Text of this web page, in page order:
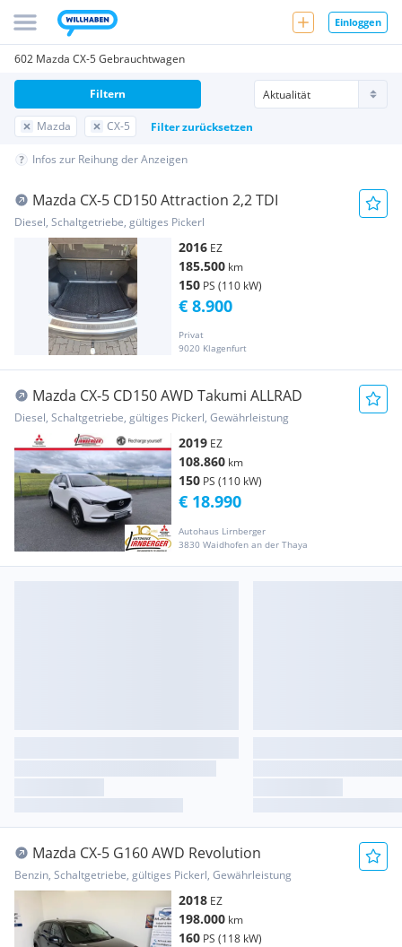
Einloggen
602 Mazda CX-5 Gebrauchtwagen
Mazda CX-5 Filter zurücksetzen
Filtern
Infos zur Reihung der Anzeigen
Mazda CX-5 CD150 Attraction 2,2 TDI
Diesel, Schaltgetriebe, gültiges Pickerl
2016 EZ
185.500 km
150 PS (110 kW)
Privat
9020 Klagenfurt
€ 8.900
Mazda CX-5 CD150 AWD Takumi ALLRAD
Diesel, Schaltgetriebe, gültiges Pickerl, Gewährleistung
2019 EZ
108.860 km
150 PS (110 kW)
Autohaus Lirnberger
3830 Waidhofen an der Thaya
€ 18.990
Mazda CX-5 G160 AWD Revolution
Benzin, Schaltgetriebe, gültiges Pickerl, Gewährleistung
2018 EZ
198.000 km
160 PS (118 kW)